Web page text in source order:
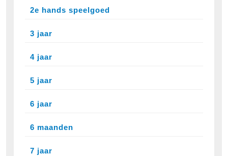
2e hands speelgoed
3 jaar
4 jaar
5 jaar
6 jaar
6 maanden
7 jaar